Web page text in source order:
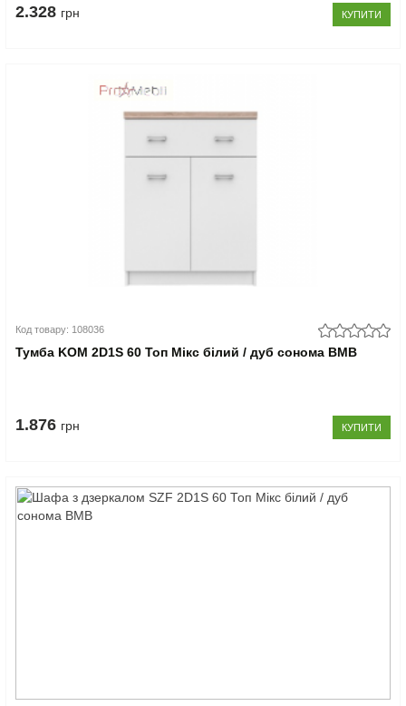
2.328 грн КУПИТИ
Код товару: 108036
Тумба KOM 2D1S 60 Топ Мікс білий / дуб сонома ВМВ
1.876 грн КУПИТИ